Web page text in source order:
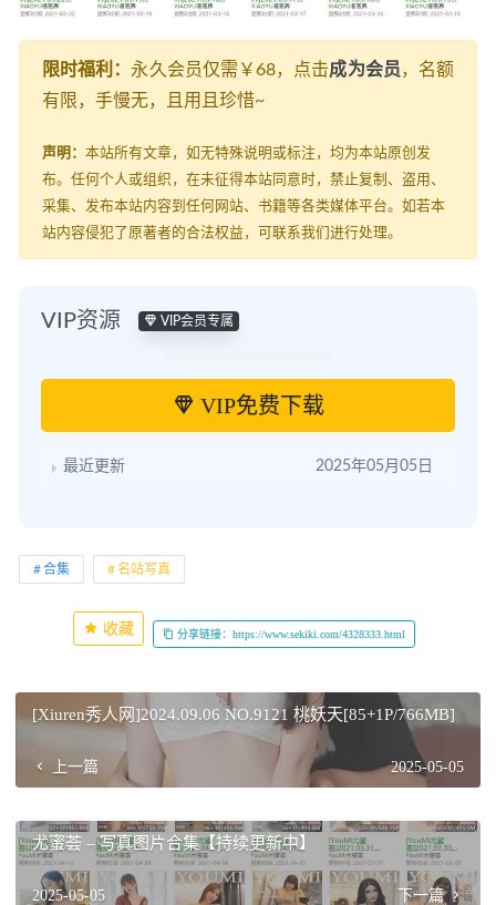
限时福利： 永久会员仅需￥68，点击成为会员，名额
有限，手慢无，且用且珍惜~
声明： 本站所有文章，如无特殊说明或标注，均为本站原创发
布。任何个人或组织，在未征得本站同意时，禁止复制、盗用、
采集、发布本站内容到任何网站、书籍等各类媒体平台。如若本
站内容侵犯了原著者的合法权益，可联系我们进行处理。
VIP资源 VIP会员专属
VIP免费下载
最近更新 2025年05月05日
合集 名站写真
收藏 分享链接：https://www.sekiki.com/4328333.html
[Xiuren秀人网]2024.09.06 NO.9121 桃妖天[85+1P/766MB]
上一篇 2025-05-05
尤蜜荟 – 写真图片合集【持续更新中】
2025-05-05 下一篇